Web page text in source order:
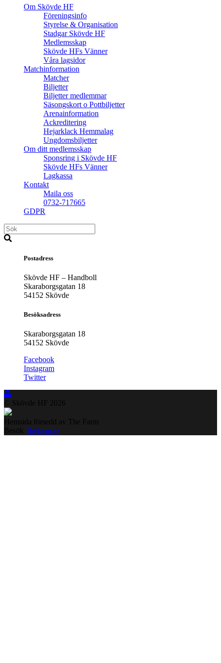
Om Skövde HF
Föreningsinfo
Styrelse & Organisation
Stadgar Skövde HF
Medlemsskap
Skövde HFs Vänner
Våra lagsidor
Matchinformation
Matcher
Biljetter
Biljetter medlemmar
Säsongskort o Pottbiljetter
Arenainformation
Ackreditering
Hejarklack Hemmalag
Ungdomsbiljetter
Om ditt medlemsskap
Sponsring i Skövde HF
Skövde HFs Vänner
Lagkassa
Kontakt
Maila oss
0732-717665
GDPR
Postadress
Skövde HF – Handboll
Skaraborgsgatan 18
54152 Skövde
Besöksadress
Skaraborgsgatan 18
54152 Skövde
Facebook
Instagram
Twitter
© Skövde HF 2026
Hemsida försedd av The Farm
Besök thefarm.se